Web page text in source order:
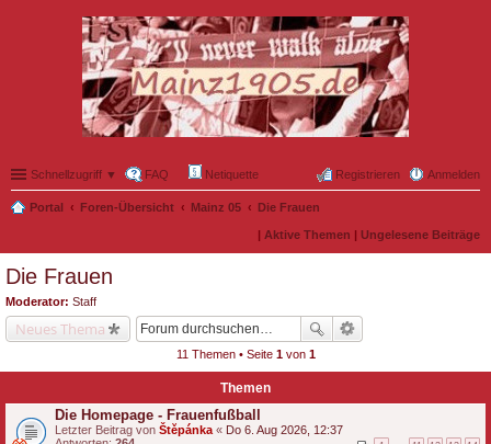
Schnellzugriff ▼ FAQ Netiquette Anmelden
Registrieren
Portal Foren-Übersicht Mainz 05 Die Frauen
| Aktive Themen | Ungelesene Beiträge
Die Frauen
Moderator: Staff
Neues Thema
11 Themen • Seite 1von 1
Themen
Die Homepage - Frauenfußball
Letzter Beitrag von Štěpánka « Do 6. Aug 2026, 12:37